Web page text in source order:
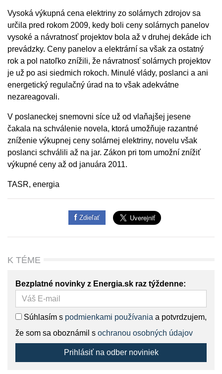
Vysoká výkupná cena elektriny zo solárnych zdrojov sa
určila pred rokom 2009, kedy boli ceny solárnych panelov
vysoké a návratnosť projektov bola až v druhej dekáde ich
prevádzky. Ceny panelov a elektrární sa však za ostatný
rok a pol natoľko znížili, že návratnosť solárnych projektov
je už po asi siedmich rokoch. Minulé vlády, poslanci a ani
energetický regulačný úrad na to však adekvátne
nezareagovali.
V poslaneckej snemovni síce už od vlaňajšej jesene
čakala na schválenie novela, ktorá umožňuje razantné
zníženie výkupnej ceny solárnej elektriny, novelu však
poslanci schválili až na jar. Zákon pri tom umožní znížiť
výkupné ceny až od januára 2011.
TASR, energia
Zdieľať
K TÉME
Bezplatné novinky z Energia.sk raz týždenne:
Súhlasím s podmienkami používania a potvrdzujem,
že som sa oboznámil s ochranou osobných údajov
Prihlásiť na odber noviniek